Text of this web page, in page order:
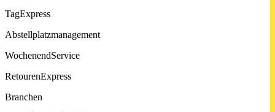
TagExpress
Abstell­platz­manage­ment
Wochenend­Service
Retouren­Express
Branchen